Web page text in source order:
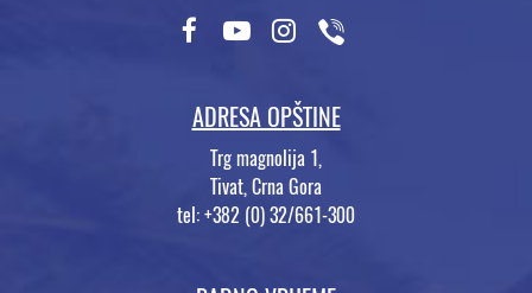
ADRESA OPŠTINE
Trg magnolija 1,
Tivat, Crna Gora
tel: +382 (0) 32/661-300